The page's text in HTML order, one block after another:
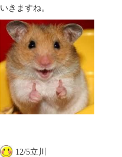
いきますね。
12/5立川